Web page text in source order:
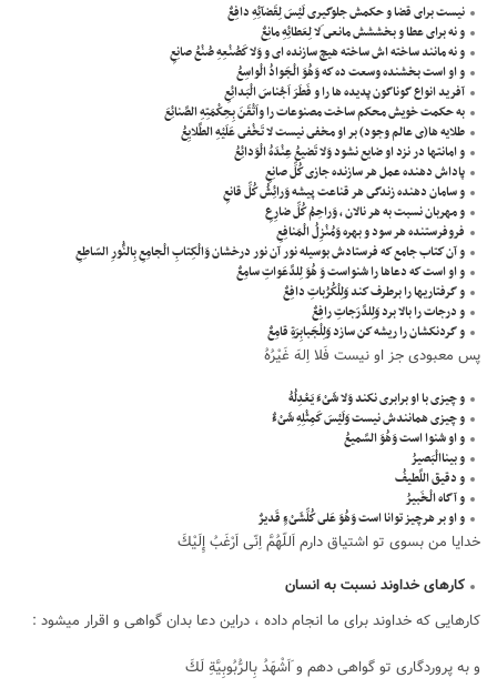
نيست براى قضا و حكمش جلوگيرى لَيْسَ لِقَضآئِهِ دافِعٌ
و نه براى عطا و بخششش مانعى َلا لِعَطائِهِ مانِعٌ
و نه مانند ساخته اش ساخته هيچ سازنده اى و وَلا كَصُنْعِهِ صُنْعُ صانِعٍ
و او است بخشنده وسعت ده كه وَهُوَ الْجَوادُ الْواسِعُ
آفريد انواع گوناگون پديده ها را و فَطَرَ اَجْناسَ الْبَدائِعِ
به حكمت خويش محكم ساخت مصنوعات را واَتْقَنَ بِحِكْمَتِهِ الصَّنائِعَ
طلايه ها(ى عالم وجود) بر او مخفى نيست لا تَخْفى عَلَيْهِ الطَّلايِعُ
و امانتها در نزد او ضايع نشود وَلا تَضيعُ عِنْدَهُ الْوَدائِعُ
پاداش دهنده عمل هر سازنده جازى كُلِّ صانِعٍ
و سامان دهنده زندگى هر قناعت پيشه وَرائِشُ كُلِّ قانعٍ
و مهربان نسبت به هر نالان ، وَراحِمُ كُلِّ ضارِعٍ
فروفرستنده هر سود و بهره وَمُنْزِلُ الْمَنافِعِ
و آن كتاب جامع كه فرستادش بوسيله نور آن نور درخشان وَالْكِتابِ الْجامِعِ بِالنُّورِ السّاطِعِ
و او است كه دعاها را شنواست وَ هُوَ لِلدَّعَواتِ سامِعٌ
و گرفتاريها را برطرف كند وَلِلْكُرُباتِ دافِعٌ
و درجات را بالا برد وَلِلدَّرَجاتِ رافِعٌ
و گردنكشان را ريشه كن سازد وَلِلْجَبابِرَةِ قامِعٌ
پس معبودى جز او نيست فَلا اِلهَ غَيْرُهُ
و چيزى با او برابرى نكند وَلا شَىْءَ يَعْدِلُهُ
و چيزى همانندش نيست وَلَيْسَ كَمِثْلِهِ شَىْءٌ
و او شنوا است وَهُوَ السَّميعُ
و بيناالْبَصيرُ
و دقيق اللَّطيفُ
و آگاه الْخَبيرُ
و او بر هرچيز توانا است وَهُوَ عَلى كُلِّشَىْءٍ قَديرٌ
خدايا من بسوى تو اشتياق دارم اَللّهُمَّ اِنّى اَرْغَبُ إِلَيْكَ
کارهای خداوند نسبت به انسان
کارهایی که خداوند برای ما انجام داده ، دراین دعا بدان گواهی و اقرار میشود :
و به پروردگارى تو گواهى دهم و َاَشْهَدُ بِالرُّبُوبِيَّةِ لَكَ